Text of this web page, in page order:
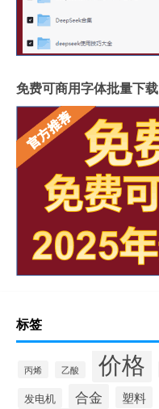
免费可商用字体批量下载
标签
丙烯 乙酸 价格
发电机 合金 塑料